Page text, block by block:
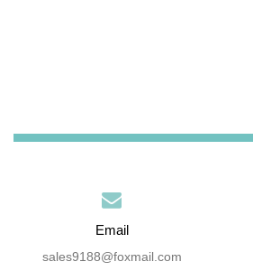
Email
sales9188@foxmail.com